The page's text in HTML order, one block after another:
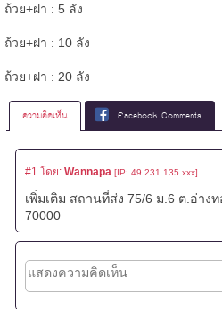
ถ้วย+ฝา : 5 ลัง
ถ้วย+ฝา : 10 ลัง
ถ้วย+ฝา : 20 ลัง
ความคิดเห็น Facebook Comments
#1 โดย:Wannapa [IP: 49.231.135.xxx]
เพิ่มเติม สถานที่ส่ง 75/6 ม.6 ต.อ่าง
70000